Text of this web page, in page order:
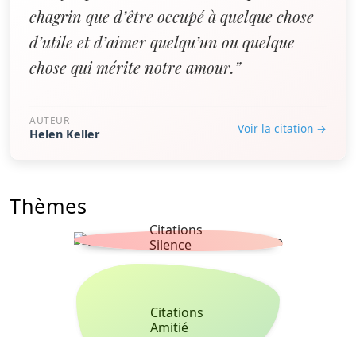
chagrin que d’être occupé à quelque chose
d’utile et d’aimer quelqu’un ou quelque
chose qui mérite notre amour.”
AUTEUR
Helen Keller Voir la citation →
Thèmes
Citations
Silence
Citations
Amitié